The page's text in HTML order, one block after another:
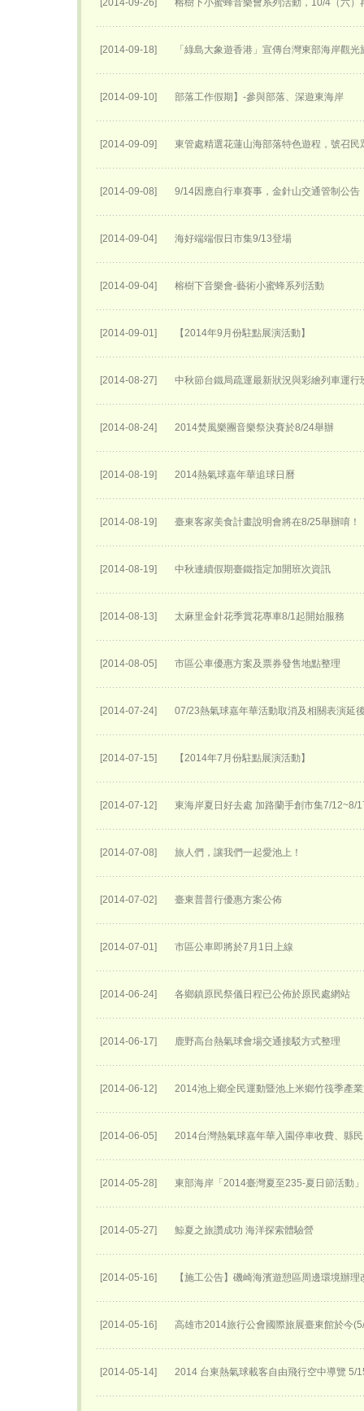
[2014-09-26] 榕樹下小蜜蜂音樂會系列活動，10/4（六）
[2014-09-18] 「綠島大象遊香港」宣傳台灣東部海岸觀
[2014-09-10] 部落工作假期】-參與部落、深遊東海岸
[2014-09-09] 東管處精選花蓮山海部落特色遊程，號召
[2014-09-08] 9/14因應自行車賽事，金針山交通管制公告
[2014-09-04] 海好端端假日市集9/13登場
[2014-09-04] 榕樹下音樂會-藝術小蜜蜂系列活動
[2014-09-01] 【2014年9月份駐點展演活動】
[2014-08-27] 中秋節台鐵局疏運最新狀況與彩繪列車運行
[2014-08-24] 2014焚風樂團音樂祭決賽於8/24舉辦
[2014-08-19] 2014熱氣球嘉年華追球日曆
[2014-08-19] 臺東客家美食計畫說明會將在8/25舉辦唷！
[2014-08-19] 中秋連續假期臺鐵指定加開班次資訊
[2014-08-13] 太麻里金針花季賞花專車8/1起開始服務
[2014-08-05] 市區公車優惠方案及票券發售地點整理
[2014-07-24] 07/23熱氣球嘉年華活動取消及相關表演延
[2014-07-15] 【2014年7月份駐點展演活動】
[2014-07-12] 東海岸夏日好去處 加路蘭手創市集7/12~8/
[2014-07-08] 旅人們，讓我們一起愛池上！
[2014-07-02] 臺東普普行優惠方案公佈
[2014-07-01] 市區公車即將於7月1日上線
[2014-06-24] 各鄉鎮原民祭儀日程已公佈於原民處網站
[2014-06-17] 鹿野高台熱氣球會場交通接駁方式整理
[2014-06-12] 2014池上鄉全民運動暨池上米鄉竹筏季產
[2014-06-05] 2014台灣熱氣球嘉年華入園停車收費、縣
[2014-05-28] 東部海岸「2014臺灣夏至235-夏日節活動
[2014-05-27] 鯨夏之旅讚成功 海洋探索體驗營
[2014-05-16] 【施工公告】磯崎海濱遊憩區周邊環境辦理
[2014-05-16] 高雄市2014旅行公會國際旅展臺東館於今
[2014-05-14] 2014 台東熱氣球載客自由飛行空中導覽 5/